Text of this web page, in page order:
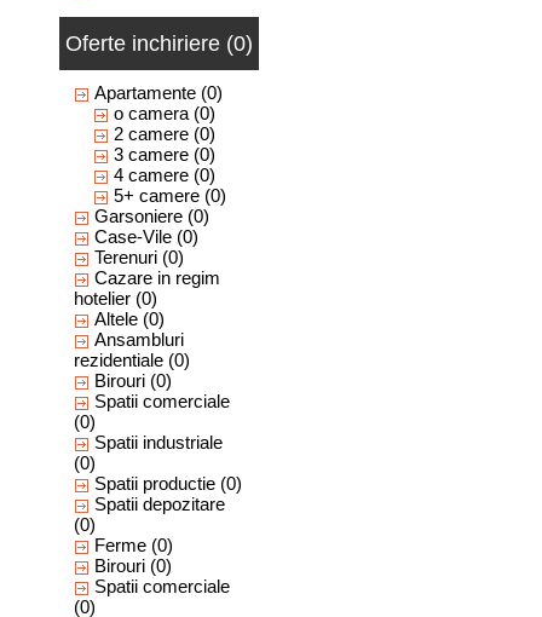
Oferte inchiriere (0)
Apartamente (0)
o camera (0)
2 camere (0)
3 camere (0)
4 camere (0)
5+ camere (0)
Garsoniere (0)
Case-Vile (0)
Terenuri (0)
Cazare in regim
hotelier (0)
Altele (0)
Ansambluri
rezidentiale (0)
Birouri (0)
Spatii comerciale
(0)
Spatii industriale
(0)
Spatii productie (0)
Spatii depozitare
(0)
Ferme (0)
Birouri (0)
Spatii comerciale
(0)